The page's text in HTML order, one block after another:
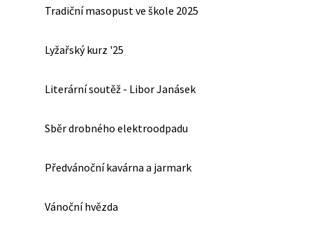
Tradiční masopust ve škole 2025
Lyžařský kurz '25
Literární soutěž - Libor Janásek
Sběr drobného elektroodpadu
Předvánoční kavárna a jarmark
Vánoční hvězda